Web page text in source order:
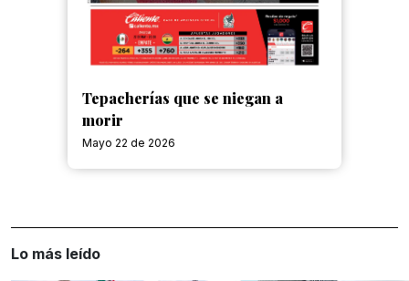
Tepacherías que se niegan a
morir
Mayo 22 de 2026
Lo más leído